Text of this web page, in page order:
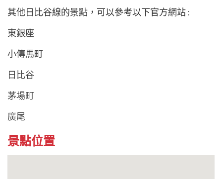
其他日比谷線的景點，可以參考以下官方網站 :
東銀座
小傳馬町
日比谷
茅場町
廣尾
景點位置